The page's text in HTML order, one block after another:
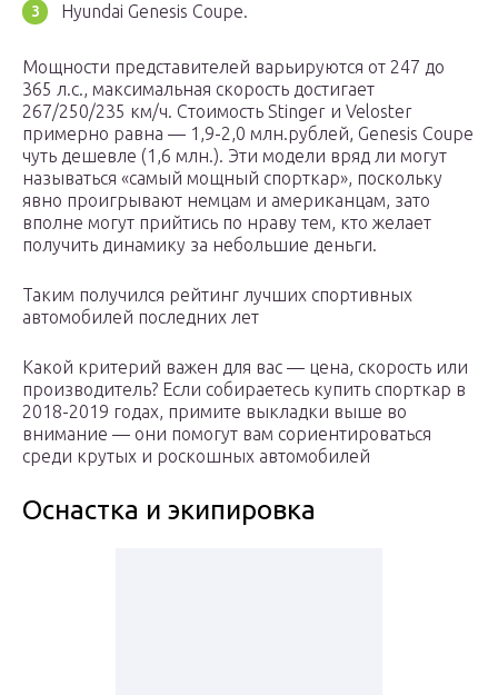
Hyundai Genesis Coupe.
Мощности представителей варьируются от 247 до
365 л.с., максимальная скорость достигает
267/250/235 км/ч. Стоимость Stinger и Veloster
примерно равна — 1,9-2,0 млн.рублей, Genesis Coupe
чуть дешевле (1,6 млн.). Эти модели вряд ли могут
называться «самый мощный спорткар», поскольку
явно проигрывают немцам и американцам, зато
вполне могут прийтись по нраву тем, кто желает
получить динамику за небольшие деньги.
Таким получился рейтинг лучших спортивных
автомобилей последних лет
Какой критерий важен для вас — цена, скорость или
производитель? Если собираетесь купить спорткар в
2018-2019 годах, примите выкладки выше во
внимание — они помогут вам сориентироваться
среди крутых и роскошных автомобилей
Оснастка и экипировка